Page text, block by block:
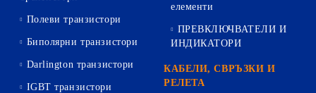
Полеви транзистори
Биполярни транзистори
Darlington транзистори
IGBT транзистори
елементи
ПРЕВКЛЮЧВАТЕЛИ И
ИНДИКАТОРИ
КАБЕЛИ, СВРЪЗКИ И
РЕЛЕТА